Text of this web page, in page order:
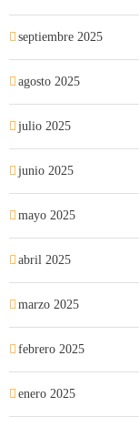
septiembre 2025
agosto 2025
julio 2025
junio 2025
mayo 2025
abril 2025
marzo 2025
febrero 2025
enero 2025